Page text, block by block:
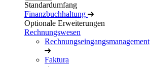
Standardumfang
Finanzbuchhaltung
Optionale Erweiterungen
Rechnungswesen
Rechnungseingangsmanagement
Faktura